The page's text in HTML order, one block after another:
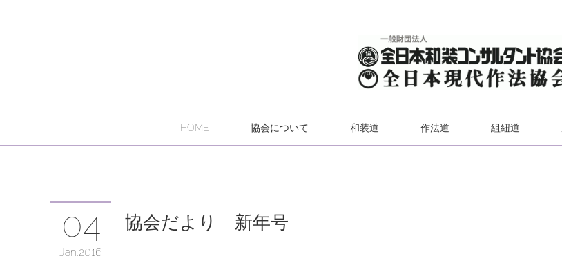
HOME 協会について 和装道 作法道 組紐道
04
Jan 2016
協会だより 新年号